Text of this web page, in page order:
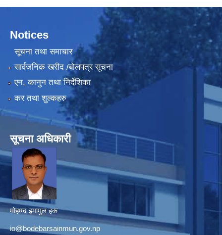
Notices
सूचना तथा समाचार
सार्वजनिक खरीद /बोलपत्र सूचना
एन, कानुन तथा निर्देशिका
कर तथा शुल्कहरु
सूचना अधिकारी
मोहम्म्द इमामुल हक
io@bodebarsainmun.gov.np